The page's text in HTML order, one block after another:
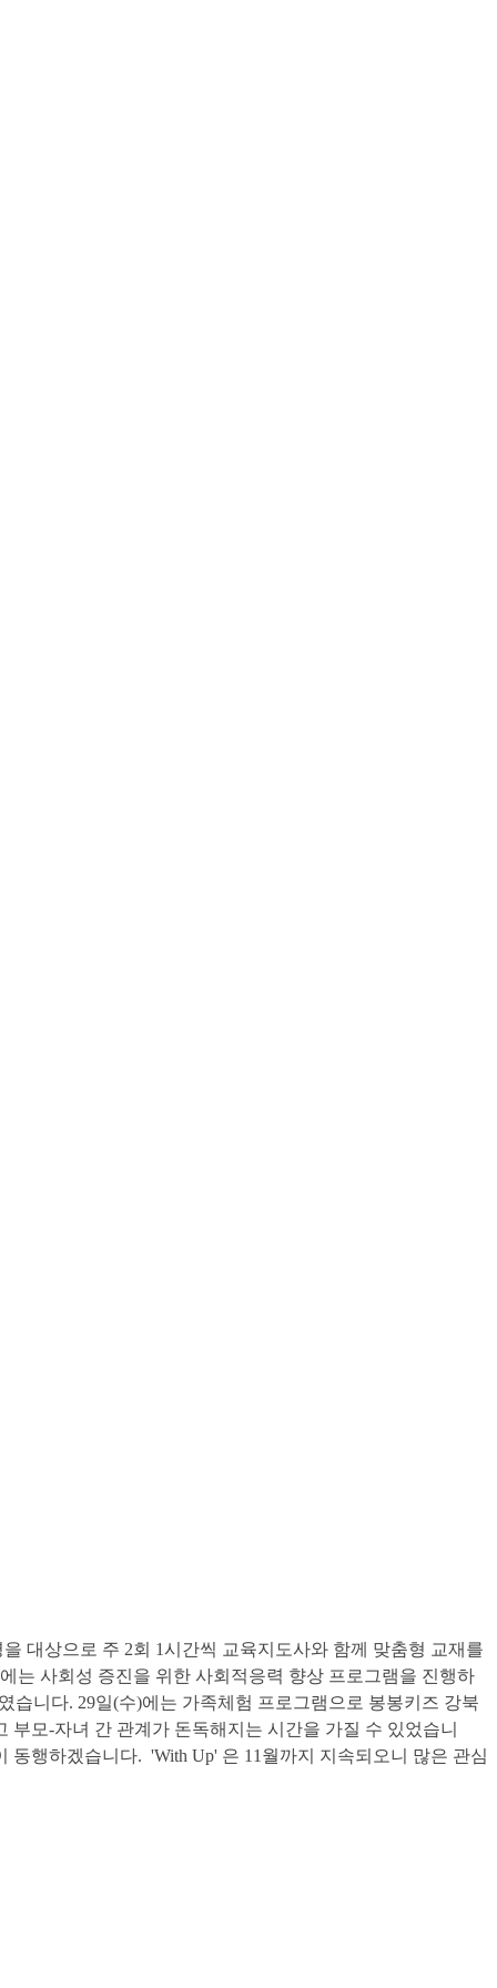
대상으로 주 2회 1시간씩 교육지도사와 함께 맞춤형 교재를
는 사회성 증진을 위한 사회적응력 향상 프로그램을 진행하
습니다. 29일(수)에는 가족체험 프로그램으로 봉봉키즈 강북
모-자녀 간 관계가 돈독해지는 시간을 가질 수 있었습니
행하겠습니다. 'With Up' 은 11월까지 지속되오니 많은 관심